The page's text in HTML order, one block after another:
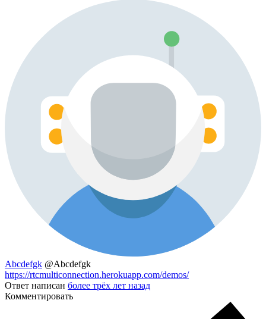
Abcdefgk @Abcdefgk
https://rtcmulticonnection.herokuapp.com/demos/
Ответ написан более трёх лет назад
Комментировать